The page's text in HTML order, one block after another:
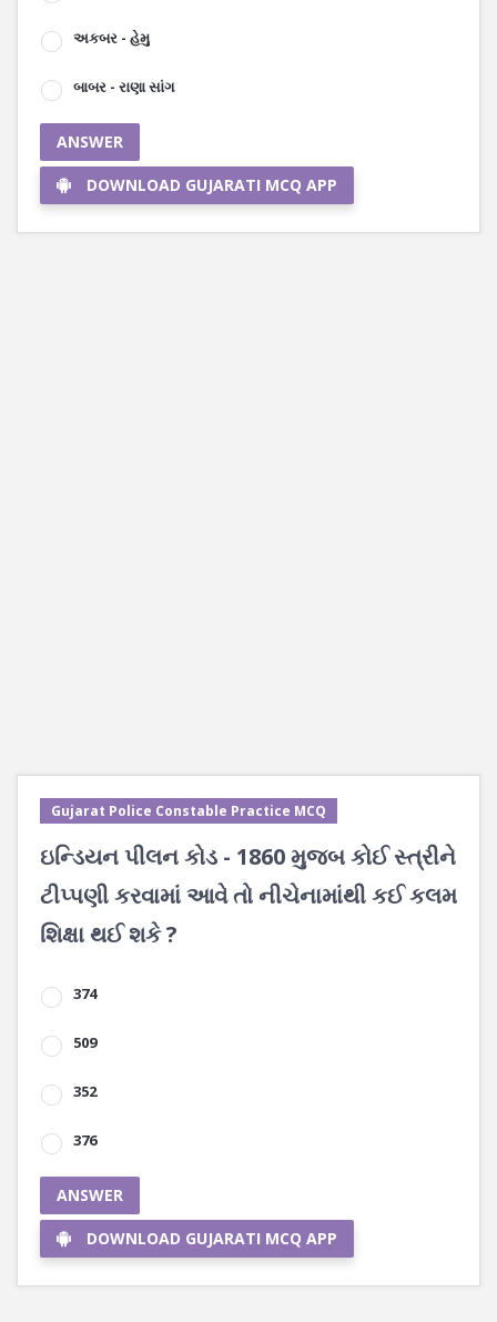
અકબર - હેમુ
બાબર - રાણા સાંગ
ANSWER
DOWNLOAD GUJARATI MCQ APP
Gujarat Police Constable Practice MCQ
ઇન્ડિયન પીલન કોડ - 1860 મુજબ કોઈ સ્ત્રીને
ટીપ્પણી કરવામાં આવે તો નીચેનામાંથી કઈ કલમ
શિક્ષા થઈ શકે ?
374
509
352
376
ANSWER
DOWNLOAD GUJARATI MCQ APP